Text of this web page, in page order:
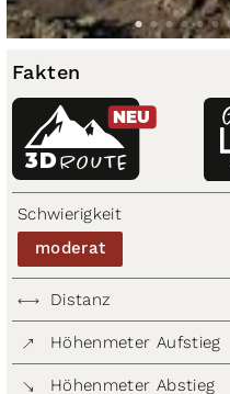
Fakten
ROUTE
3D
NEU
Schwierigkeit
moderat
Distanz
Höhenmeter Aufstieg
Höhenmeter Abstieg